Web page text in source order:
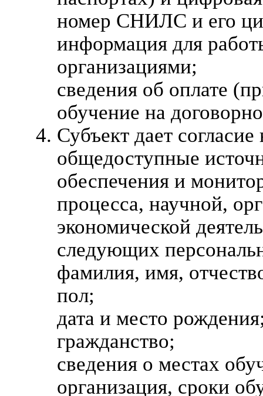
номер СНИЛС и его
информация для
организациями;
сведения об оплате
обучение на
Субъект дает
общедоступные
обеспечения и
процесса, научной,
экономической
следующих
фамилия, имя,
пол;
дата и место
гражданство;
сведения о местах
организация, сроки